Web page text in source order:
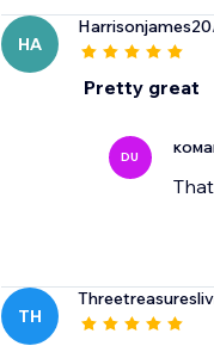
HA
Harrisonjames20
Pretty great
DU
TH